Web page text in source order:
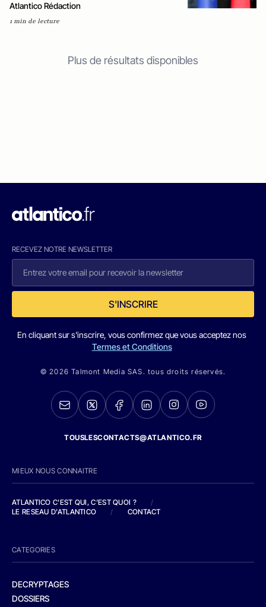
Atlantico Rédaction
1 min de lecture
Plus de résultats disponibles
RECEVEZ NOTRE NEWSLETTER
S'INSCRIRE
En cliquant sur s'inscrire, vous confirmez que vous acceptez nos
Termes et Conditions
© 2026 Talmont Media SAS. tous droits réservés.
TOUSLESCONTACTS@ATLANTICO.FR
MIEUX NOUS CONNAITRE
ATLANTICO C'EST QUI, C'EST QUOI ?
/
LE RESEAU D'ATLANTICO
/ CONTACT
CATEGORIES
DECRYPTAGES
DOSSIERS